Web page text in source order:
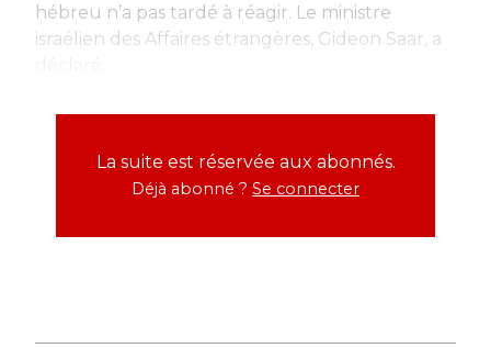
hébreu n’a pas tardé à réagir. Le ministre
israélien des Affaires étrangères, Gideon Saar, a
La suite est réservée aux abonnés.
Déjà abonné ? Se connecter